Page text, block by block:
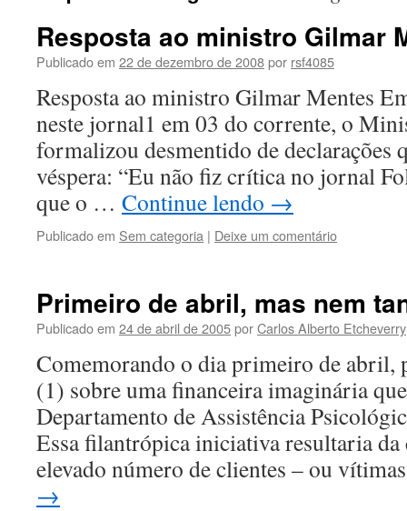
Resposta ao ministro Gilmar
Publicado em 22 de dezembro de 2008por rsf4085
Resposta ao ministro Gilmar Mentes
neste jornal1 em 03 do corrente, o
formalizou desmentido de declarações
véspera: “Eu não fiz crítica no jornal
que o … Continue lendo →
Publicado em Sem categoria | Deixe um comentário
Primeiro de abril, mas nem
Publicado em 24 de abril de 2005porCarlos Alberto Etcheverry
Comemorando o dia primeiro de abril,
(1) sobre uma financeira imaginária
Departamento de Assistência
Essa filantrópica iniciativa resultaria da
elevado número de clientes – ou
→